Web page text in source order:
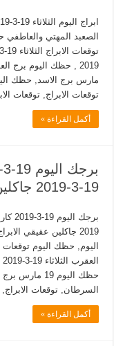
الصعبد المهتي
مارس برج الاسد, حظك
توقعات الابراج, توقعات
أكمل القراءة »
19-3-2019 جاكلين عقيقي الابراج اليومية 2019
حظك اليوم
السرطان, توقعات
أكمل القراءة »